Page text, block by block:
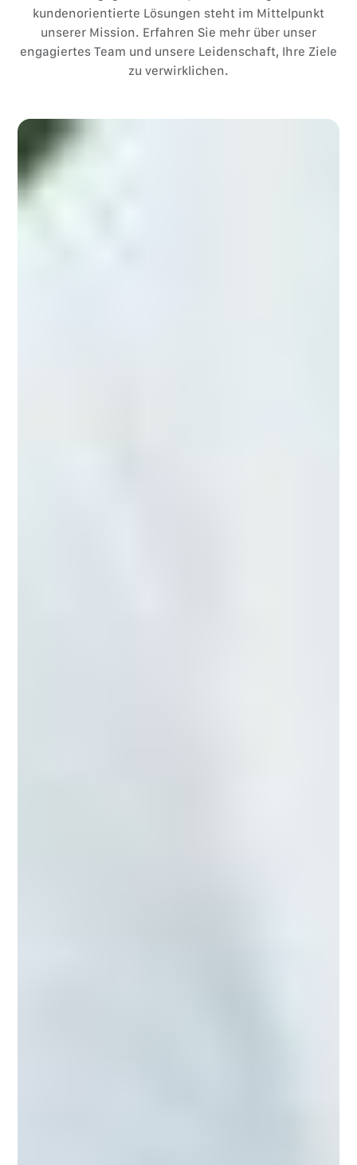
kundenorientierte Lösungen steht im Mittelpunkt
unserer Mission. Erfahren Sie mehr über unser
engagiertes Team und unsere Leidenschaft, Ihre Ziele
zu verwirklichen.